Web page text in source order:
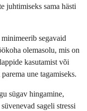
juhtimiseks sama hästi
segavaid
olemasolu, mis on
kasutamist või
une tagamiseks.
sügav hingamine,
sageli stressi